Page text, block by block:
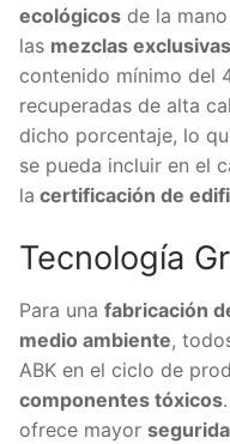
ecológicos de la
las mezclas exclusivas
contenido mínimo del
recuperadas de alta
dicho porcentaje, lo
se pueda incluir en el
la certificación de
Tecnología
Para una fabricación
medio ambiente,
ABK en el ciclo de
componentes tóxicos
ofrece mayor